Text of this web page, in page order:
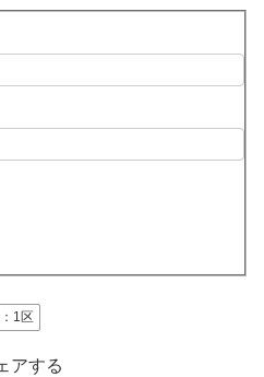
1区
アする